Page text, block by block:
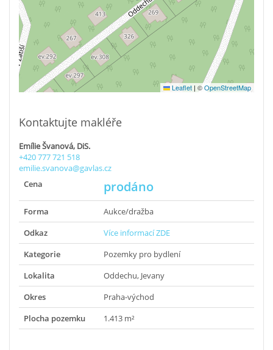
Leaflet | ©OpenStreetMap
Kontaktujte makléře
Emílie Švanová, DiS.
+420 777 721 518
emilie.svanova@gavlas.cz
Cena
prodáno
Forma
Aukce/dražba
Odkaz
Více informací ZDE
Kategorie
Pozemky pro bydlení
Lokalita
Oddechu, Jevany
Okres
Praha-východ
Plocha pozemku
1.413 m²